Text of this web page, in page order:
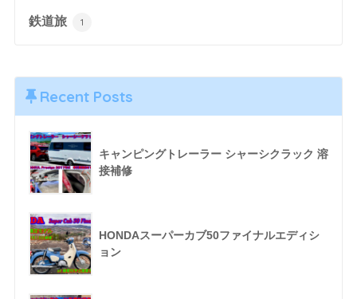
鉄道旅 1
Recent Posts
キャンピングトレーラー シャーシクラック 溶
接補修
HONDAスーパーカブ50ファイナルエディシ
ョン